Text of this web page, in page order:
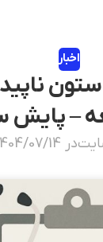
اخبار
– پایش
در 1404/07/14